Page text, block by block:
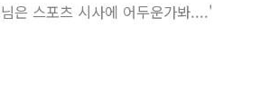
은 스포츠 시사에 어두운가봐....'